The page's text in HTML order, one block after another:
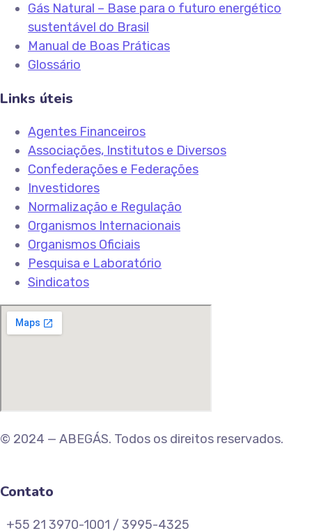
Gás Natural – Base para o futuro energético
sustentável do Brasil
Manual de Boas Práticas
Glossário
Links úteis
Agentes Financeiros
Associações, Institutos e Diversos
Confederações e Federações
Investidores
Normalização e Regulação
Organismos Internacionais
Organismos Oficiais
Pesquisa e Laboratório
Sindicatos
© 2024 — ABEGÁS. Todos os direitos reservados.
Contato
+55 21 3970-1001 / 3995-4325